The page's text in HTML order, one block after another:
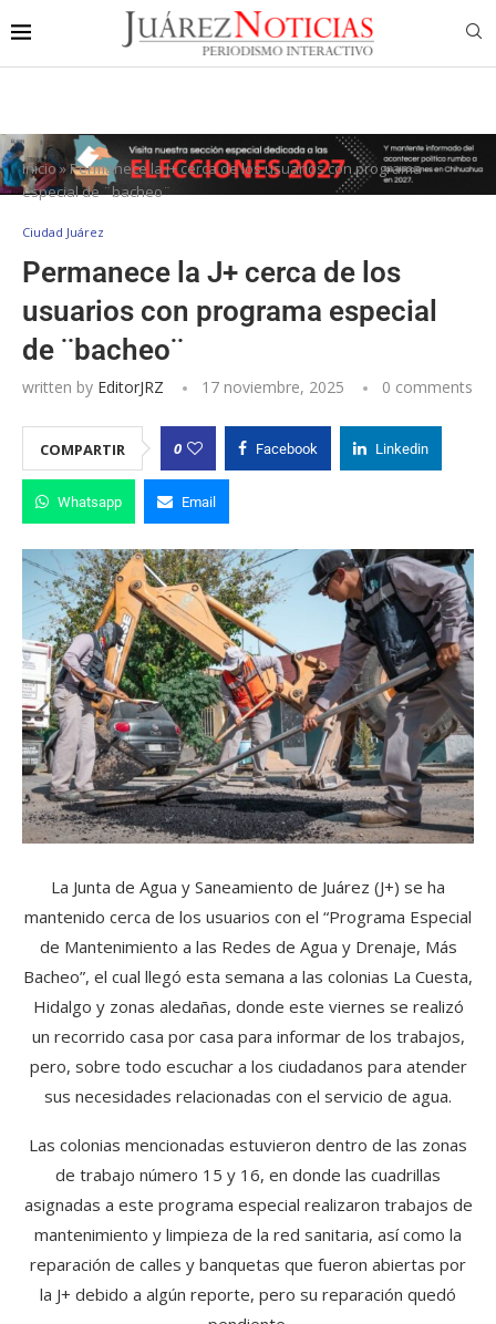
Inicio»Permanece la J+ cerca de los usuarios con programa
especial de ¨bacheo¨
Ciudad Juárez
Permanece la J+ cerca de los
usuarios con programa especial
de ¨bacheo¨
written by EditorJRZ 17 noviembre, 2025 0 comments
COMPARTIR 0 Facebook Linkedin
Whatsapp Email
La Junta de Agua y Saneamiento de Juárez (J+) se ha
mantenido cerca de los usuarios con el “Programa Especial
de Mantenimiento a las Redes de Agua y Drenaje, Más
Bacheo”, el cual llegó esta semana a las colonias La Cuesta,
Hidalgo y zonas aledañas, donde este viernes se realizó
un recorrido casa por casa para informar de los trabajos,
pero, sobre todo escuchar a los ciudadanos para atender
sus necesidades relacionadas con el servicio de agua.
Las colonias mencionadas estuvieron dentro de las zonas
de trabajo número 15 y 16, en donde las cuadrillas
asignadas a este programa especial realizaron trabajos de
mantenimiento y limpieza de la red sanitaria, así como la
reparación de calles y banquetas que fueron abiertas por
la J+ debido a algún reporte, pero su reparación quedó